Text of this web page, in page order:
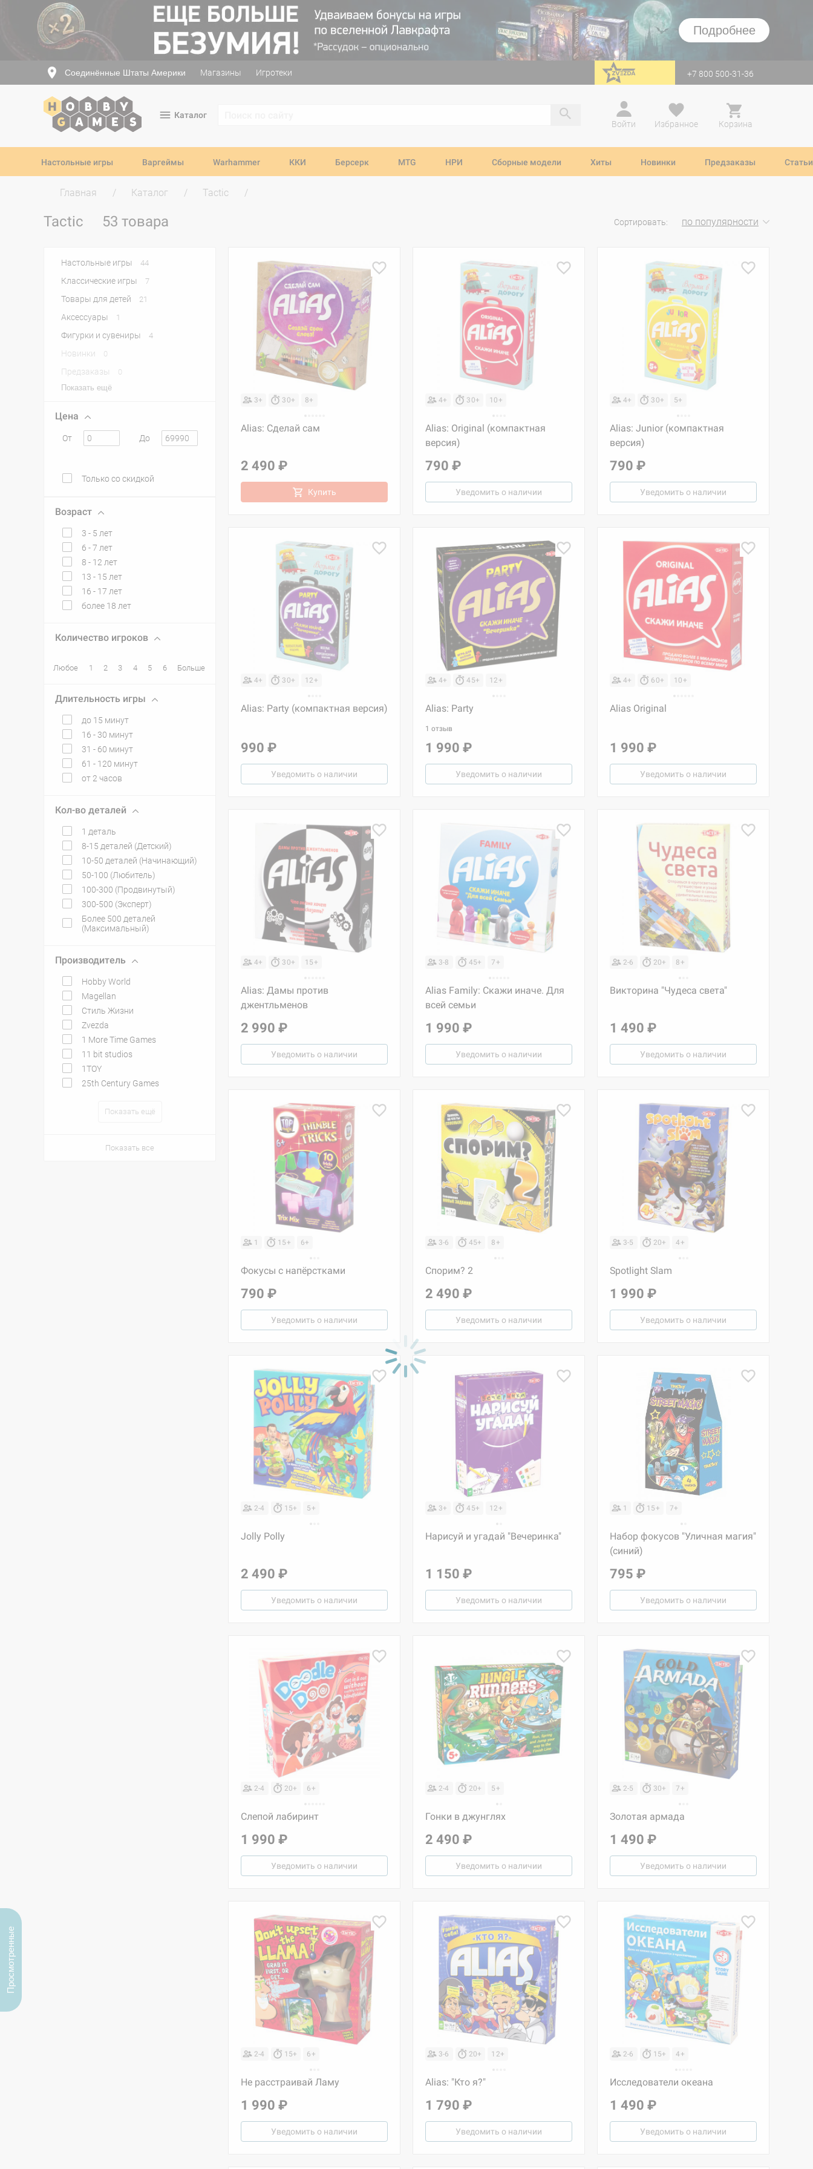
Подробнее
Соединённые Штаты Америки Магазины Игротеки перейти на Zvezda +7 800 500-31-36
Каталог
Войти
Избранное Корзина
Настольные игры Варгеймы Warhammer ККИ Берсерк MTG НРИ Сборные модели Хиты Новинки Предзаказы Статьи
Главная Каталог Tactic
Tactic 53 товара Сортировать: по популярности
Настольные игры 44
Классические игры 7
Товары для детей 21
Аксессуары 1
Фигурки и сувениры 4
Новинки 0
Предзаказы
0
Показать ещё
Цена
От До
Только со скидкой
Возраст
3 - 5 лет
6 - 7 лет
8 - 12 лет
13 - 15 лет
16 - 17 лет
более 18 лет
Количество игроков
Любое 1 2 3 4 5 6 Больше
Длительность игры
до 15 минут
16 - 30 минут
31 - 60 минут
61 - 120 минут
от 2 часов
Кол-во деталей
1 деталь
8-15 деталей (Детский)
10-50 деталей (Начинающий)
50-100 (Любитель)
100-300 (Продвинутый)
300-500 (Эксперт)
Более 500 деталей
(Максимальный)
Производитель
Hobby World
Magellan
Стиль Жизни
Zvezda
1 More Time Games
11 bit studios
1TOY
25th Century Games
Показать ещё
Показать все
3+ 30+ 8+
Alias: Сделай сам
2 490 ₽
Купить
4+ 30+ 10+
Alias: Original (компактная
версия)
790 ₽
Уведомить о наличии
4+ 30+ 5+
Alias: Junior (компактная
версия)
790 ₽
Уведомить о наличии
4+ 30+ 12+
Alias: Party (компактная версия)
990 ₽
Уведомить о наличии
4+ 45+ 12+
Alias: Party
1 отзыв
1 990 ₽
Уведомить о наличии
4+ 60+ 10+
Alias Original
1 990 ₽
Уведомить о наличии
4+ 30+ 15+
Alias: Дамы против
джентльменов
2 990 ₽
Уведомить о наличии
3-8 45+ 7+
Alias Family: Скажи иначе. Для
всей семьи
1 990 ₽
Уведомить о наличии
2-6 20+ 8+
Викторина "Чудеса света"
1 490 ₽
Уведомить о наличии
1 15+ 6+
Фокусы с напёрстками
790 ₽
Уведомить о наличии
3-6 45+ 8+
Спорим? 2
2 490 ₽
Уведомить о наличии
3-5 20+ 4+
Spotlight Slam
1 990 ₽
Уведомить о наличии
2-4 15+ 5+
Jolly Polly
2 490 ₽
Уведомить о наличии
3+ 45+ 12+
Нарисуй и угадай "Вечеринка"
1 150 ₽
Уведомить о наличии
1 15+ 7+
Набор фокусов "Уличная магия"
(синий)
795 ₽
Уведомить о наличии
2-4 20+ 6+
Слепой лабиринт
1 990 ₽
Уведомить о наличии
2-4 20+ 5+
Гонки в джунглях
2 490 ₽
Уведомить о наличии
2-5 30+ 7+
Золотая армада
1 490 ₽
Уведомить о наличии
2-4 15+ 6+
Не расстраивай Ламу
1 990 ₽
Уведомить о наличии
3-6 20+ 12+
Alias: "Кто я?"
1 790 ₽
Уведомить о наличии
2-6 15+ 4+
Исследователи океана
1 490 ₽
Уведомить о наличии
Просмотренные